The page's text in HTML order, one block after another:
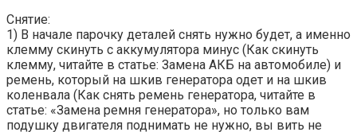
Снятие:
1) В начале парочку деталей снять нужно будет, а именно
клемму скинуть с аккумулятора минус (Как скинуть
клемму, читайте в статье: Замена АКБ на автомобиле) и
ремень, который на шкив генератора одет и на шкив
коленвала (Как снять ремень генератора, читайте в
статье: «Замена ремня генератора», но только вам
подушку двигателя поднимать не нужно, вы вить не